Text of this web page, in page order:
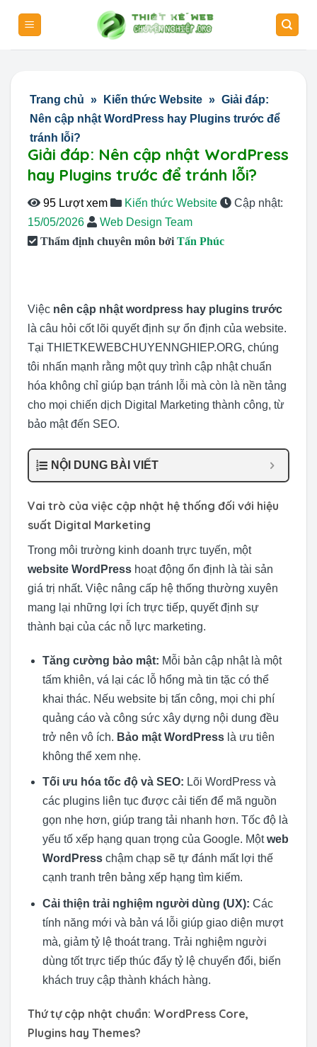
content
Trang chủ » Kiến thức Website » Giải đáp:
Nên cập nhật WordPress hay Plugins trước để
tránh lỗi?
Giải đáp: Nên cập nhật WordPress
hay Plugins trước để tránh lỗi?
95 Lượt xem Kiến thức Website
Cập nhật:
15/05/2026
Web Design Team
Thẩm định chuyên môn bởi Tấn Phúc
Việc nên cập nhật wordpress hay plugins trước
là câu hỏi cốt lõi quyết định sự ổn định của website.
Tại THIETKEWEBCHUYENNGHIEP.ORG, chúng
tôi nhấn mạnh rằng một quy trình cập nhật chuẩn
hóa không chỉ giúp bạn tránh lỗi mà còn là nền tảng
cho mọi chiến dịch Digital Marketing thành công, từ
bảo mật đến SEO.
NỘI DUNG BÀI VIẾT
Vai trò của việc cập nhật hệ thống đối với hiệu
suất Digital Marketing
Trong môi trường kinh doanh trực tuyến, một
website WordPress hoạt động ổn định là tài sản
giá trị nhất. Việc nâng cấp hệ thống thường xuyên
mang lại những lợi ích trực tiếp, quyết định sự
thành bại của các nỗ lực marketing.
Tăng cường bảo mật: Mỗi bản cập nhật là một
tấm khiên, vá lại các lỗ hổng mà tin tặc có thể
khai thác. Nếu website bị tấn công, mọi chi phí
quảng cáo và công sức xây dựng nội dung đều
trở nên vô ích. Bảo mật WordPresslà ưu tiên
không thể xem nhẹ.
Tối ưu hóa tốc độ và SEO: Lõi WordPress và
các plugins liên tục được cải tiến để mã nguồn
gọn nhẹ hơn, giúp trang tải nhanh hơn. Tốc độ là
yếu tố xếp hạng quan trọng của Google. Mộtweb
WordPresschậm chạp sẽ tự đánh mất lợi thế
cạnh tranh trên bảng xếp hạng tìm kiếm.
Cải thiện trải nghiệm người dùng (UX): Các
tính năng mới và bản vá lỗi giúp giao diện mượt
mà, giảm tỷ lệ thoát trang. Trải nghiệm người
dùng tốt trực tiếp thúc đẩy tỷ lệ chuyển đổi, biến
khách truy cập thành khách hàng.
Thứ tự cập nhật chuẩn: WordPress Core,
Plugins hay Themes?